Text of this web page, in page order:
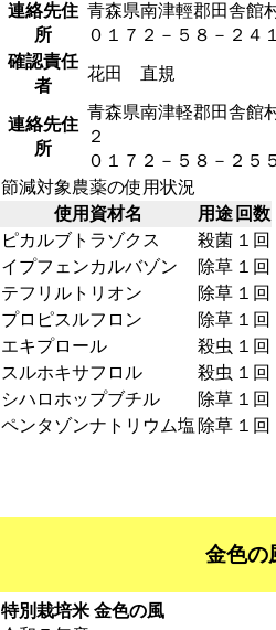
連絡先住
所
青森県南津輕郡田舎館
０１７２－５８－２４
確認責任
者
花田 直規
連絡先住
所
青森県南津軽郡田舎館
２
０１７２－５８－２５
節減対象農薬の使用状況
使用資材名
用途 回数
ピカルブトラゾクス
殺菌 １回
イプフェンカルバゾン
除草 １回
テフリルトリオン
除草 １回
プロピスルフロン
除草 １回
エキプロール
殺虫 １回
スルホキサフロル
殺虫 １回
シハロホップブチル
除草 １回
ペンタゾンナトリウム塩 除草 １回
金色の
特別栽培米 金色の風